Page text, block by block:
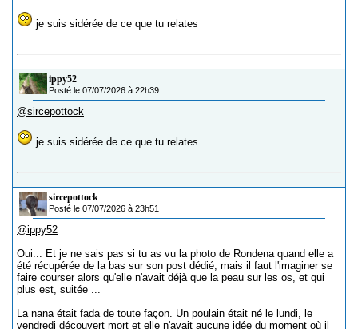
je suis sidérée de ce que tu relates
ippy52
Posté le 07/07/2026 à 22h39
@sircepottock
je suis sidérée de ce que tu relates
sircepottock
Posté le 07/07/2026 à 23h51
@ippy52
Oui... Et je ne sais pas si tu as vu la photo de Rondena quand elle a
été récupérée de la bas sur son post dédié, mais il faut l'imaginer se
faire courser alors qu'elle n'avait déjà que la peau sur les os, et qui
plus est, suitée ...
La nana était fada de toute façon. Un poulain était né le lundi, le
vendredi découvert mort et elle n'avait aucune idée du moment où il